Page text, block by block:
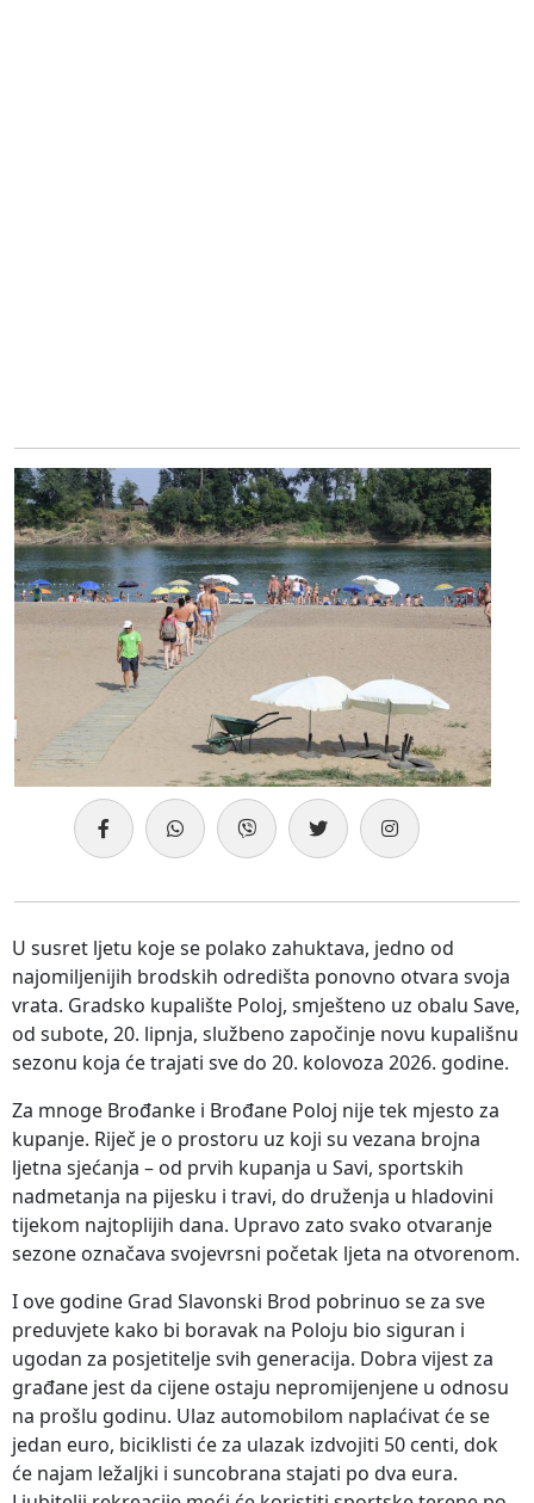
U susret ljetu koje se polako zahuktava, jedno od
najomiljenijih brodskih odredišta ponovno otvara svoja
vrata. Gradsko kupalište Poloj, smješteno uz obalu Save,
od subote, 20. lipnja, službeno započinje novu kupališnu
sezonu koja će trajati sve do 20. kolovoza 2026. godine.
Za mnoge Brođanke i Brođane Poloj nije tek mjesto za
kupanje. Riječ je o prostoru uz koji su vezana brojna
ljetna sjećanja – od prvih kupanja u Savi, sportskih
nadmetanja na pijesku i travi, do druženja u hladovini
tijekom najtoplijih dana. Upravo zato svako otvaranje
sezone označava svojevrsni početak ljeta na otvorenom.
I ove godine Grad Slavonski Brod pobrinuo se za sve
preduvjete kako bi boravak na Poloju bio siguran i
ugodan za posjetitelje svih generacija. Dobra vijest za
građane jest da cijene ostaju nepromijenjene u odnosu
na prošlu godinu. Ulaz automobilom naplaćivat će se
jedan euro, biciklisti će za ulazak izdvojiti 50 centi, dok
će najam ležaljki i suncobrana stajati po dva eura.